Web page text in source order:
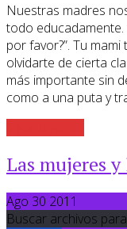
Nuestras madres
todo educadamente.
por favor?”. Tu
olvidarte de cierta
más importante sin
como a una puta y
Las mujeres
Ago 30 2011
Buscar archivos para